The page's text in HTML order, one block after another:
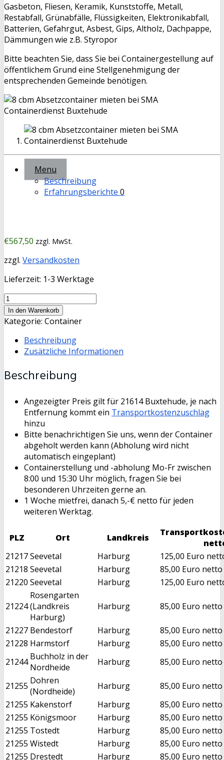
Gasbeton, Fliesen, Keramik, Kunststoffe, Metall,
Restabfall, Grünabfälle, Flüssigkeiten, Elektronikabfall,
Batterien, Gefahrgut, Asbest, Gips, Altholz, Dachpappe,
Dämmungen wie z.B. Styropor
Bitte beachten Sie, dass Sie bei Containergestellung auf
öffentlichem Grund eine Stellgenehmigung der
entsprechenden Gemeinde benötigen.
Menu
Beschreibung
Erfahrungsberichte 0
€567,50 zzgl. MwSt.
zzgl. Versandkosten
Lieferzeit: 1-3 Werktage
8,0
cbm
Container
Menge
In den Warenkorb
Kategorie: Container
Beschreibung
Zusätzliche Informationen
Beschreibung
Angezeigter Preis gilt für 21614 Buxtehude, je nach
Entfernung kommt ein Transportkostenzuschlag
hinzu
Bitte benachrichtigen Sie uns, wenn der Container
abgeholt werden kann (Abholung wird nicht
automatisch eingeplant)
Containerstellung und -abholung Mo-Fr zwischen
8:00 und 15:30 Uhr möglich, fragen Sie bei
besonderen Uhrzeiten gerne an.
1 Woche mietfrei, danach 5,-€ netto für jeden
weiteren Werktag.
PLZ Ort Landkreis
21217Seevetal Harburg
125,00 Euro
21218 Seevetal Harburg
85,00 Euro netto
21220 Seevetal Harburg 125,00 Euro
21224
Rosengarten
(Landkreis
Harburg)
Harburg 85,00 Euro netto
21227 Bendestorf Harburg
85,00 Euro netto
21228 Harmstorf Harburg
85,00 Euro netto
21244 Buchholz in der
Nordheide
Harburg 85,00 Euro netto
21255 Dohren
(Nordheide)
Harburg
85,00 Euro netto
21255 Kakenstorf Harburg
85,00 Euro netto
21255 Königsmoor Harburg
85,00 Euro netto
21255 Tostedt Harburg
85,00 Euro netto
21255 Wistedt Harburg
85,00 Euro netto
21255 Drestedt Harburg 85,00 Euro netto